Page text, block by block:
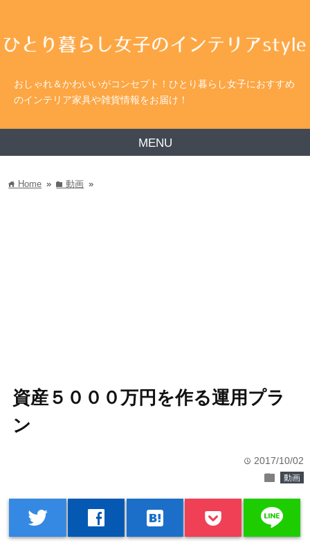
おしゃれ＆かわいいがコンセプト！ひとり暮らし女子におすすめ
のインテリア家具や雑貨情報をお届け！
MENU
home Home » folder動画 »
資産５０００万円を作る運用プラ
ン
time 2017/10/02
folder 動画
twitter facebook hatenabookmark line